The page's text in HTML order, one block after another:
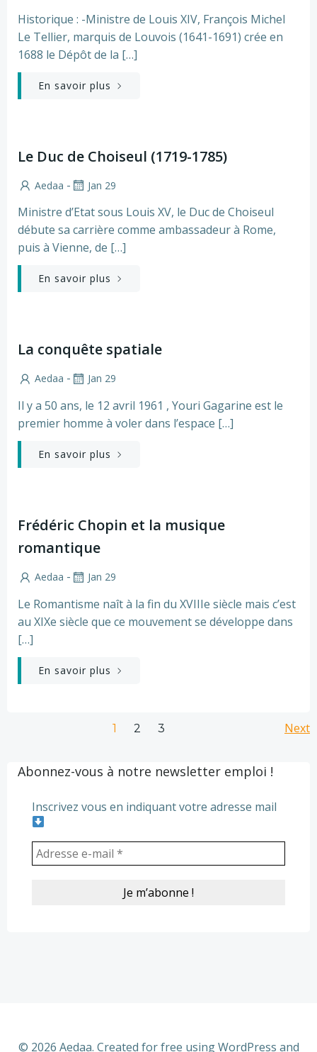
Historique : -Ministre de Louis XIV, François Michel
Le Tellier, marquis de Louvois (1641-1691) crée en
1688 le Dépôt de la […]
En savoir plus
Le Duc de Choiseul (1719-1785)
Aedaa - Jan 29
Ministre d’Etat sous Louis XV, le Duc de Choiseul
débute sa carrière comme ambassadeur à Rome,
puis à Vienne, de […]
En savoir plus
La conquête spatiale
Aedaa - Jan 29
Il y a 50 ans, le 12 avril 1961 , Youri Gagarine est le
premier homme à voler dans l’espace […]
En savoir plus
Frédéric Chopin et la musique
romantique
Aedaa - Jan 29
Le Romantisme naît à la fin du XVIIIe siècle mais c’est
au XIXe siècle que ce mouvement se développe dans
[…]
En savoir plus
navigation
Page
1 Page
2 Page
3 Next
Abonnez-vous à notre newsletter emploi !
Inscrivez vous en indiquant votre adresse mail
© 2026 Aedaa. Created for free using WordPress and